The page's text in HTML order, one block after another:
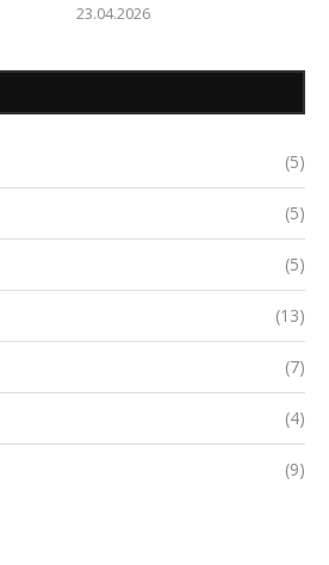
23.04.2026
(5)
(5)
(5)
(13)
(7)
(4)
(9)